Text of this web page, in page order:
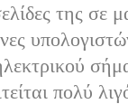
της σε
πολύ